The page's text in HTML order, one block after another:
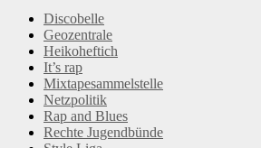
Discobelle
Geozentrale
Heikoheftich
It’s rap
Mixtapesammelstelle
Netzpolitik
Rap and Blues
Rechte Jugendbünde